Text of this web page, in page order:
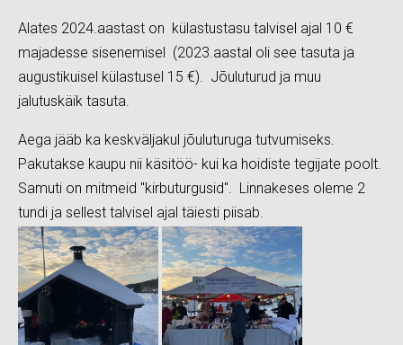
Alates 2024.aastast on külastustasu talvisel ajal 10 €
majadesse sisenemisel (2023.aastal oli see tasuta ja
augustikuisel külastusel 15 €). Jõuluturud ja muu
jalutuskäik tasuta.
Aega jääb ka keskväljakul jõuluturuga tutvumiseks.
Pakutakse kaupu nii käsitöö- kui ka hoidiste tegijate poolt.
Samuti on mitmeid "kirbuturgusid". Linnakeses oleme 2
tundi ja sellest talvisel ajal täiesti piisab.